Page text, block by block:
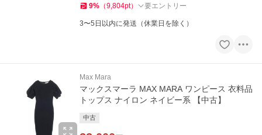
9% （9,804pt） 要エントリー
3〜5日以内に発送（休業日を除く）
Max Mara
マックスマーラ MAX MARA ワンピース 衣料品
トップス ナイロン ネイビー系 【中古】
中古